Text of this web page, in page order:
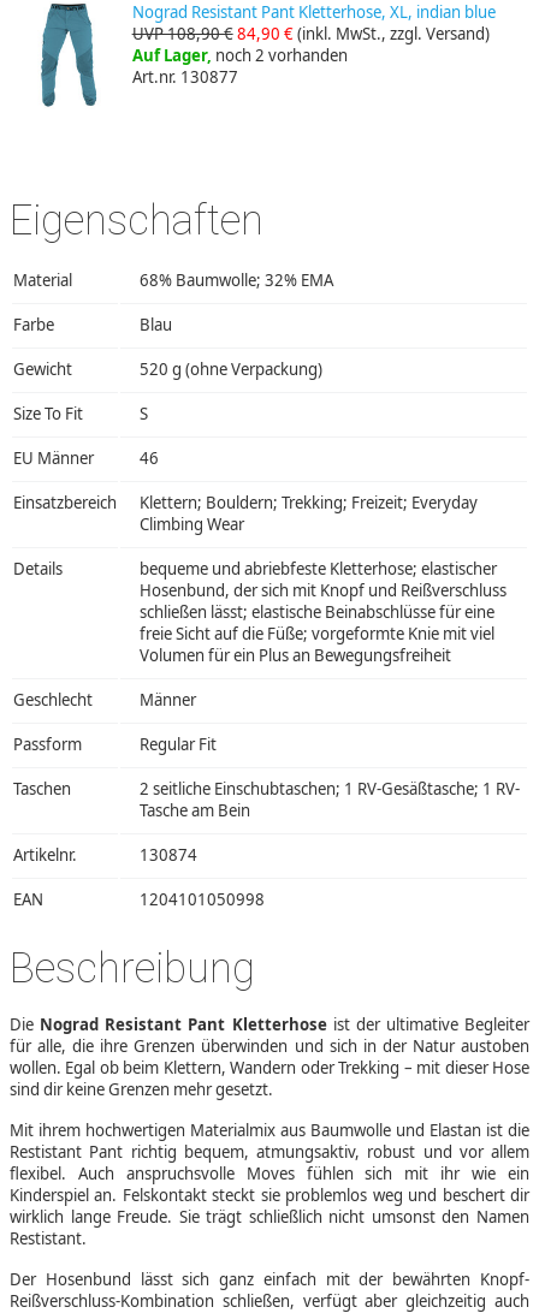
Nograd Resistant Pant Kletterhose, XL, indian blue
UVP 108,90 €84,90 €(inkl. MwSt., zzgl. Versand)
Auf Lager, noch 2 vorhanden
Art.nr. 130877
Eigenschaften
Material 68% Baumwolle; 32% EMA
Farbe Blau
Gewicht 520 g (ohne Verpackung)
Size To Fit S
EU Männer 46
Einsatzbereich
Klettern; Bouldern; Trekking; Freizeit; Everyday
Climbing Wear
Details
bequeme und abriebfeste Kletterhose; elastischer
Hosenbund, der sich mit Knopf und Reißverschluss
schließen lässt; elastische Beinabschlüsse für eine
freie Sicht auf die Füße; vorgeformte Knie mit viel
Volumen für ein Plus an Bewegungsfreiheit
Geschlecht Männer
Passform Regular Fit
Taschen
2 seitliche Einschubtaschen; 1 RV-Gesäßtasche; 1 RV-
Tasche am Bein
Artikelnr. 130874
EAN 1204101050998
Beschreibung
Die Nograd Resistant Pant Kletterhoseist der ultimative Begleiter
für alle, die ihre Grenzen überwinden und sich in der Natur austoben
wollen. Egal ob beim Klettern, Wandern oder Trekking – mit dieser Hose
sind dir keine Grenzen mehr gesetzt.
Mit ihrem hochwertigen Materialmix aus Baumwolle und Elastan ist die
Restistant Pant richtig bequem, atmungsaktiv, robust und vor allem
flexibel. Auch anspruchsvolle Moves fühlen sich mit ihr wie ein
Kinderspiel an. Felskontakt steckt sie problemlos weg und beschert dir
wirklich lange Freude. Sie trägt schließlich nicht umsonst den Namen
Restistant.
Der Hosenbund lässt sich ganz einfach mit der bewährten Knopf-
Reißverschluss-Kombination schließen, verfügt aber gleichzeitig auch